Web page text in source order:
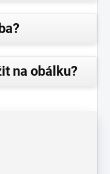
na obálku?